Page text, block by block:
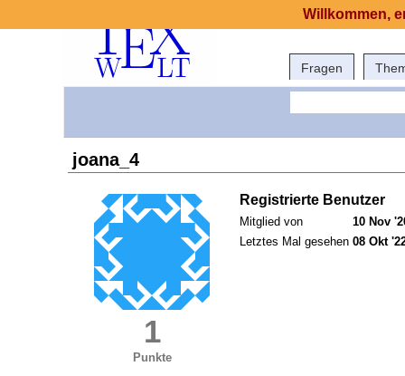
Fragen
joana_4
1
Punkte
Registrierte Benutzer
Mitglied von
10 Nov
Letztes Mal gesehen 08 Okt
Willkommen,